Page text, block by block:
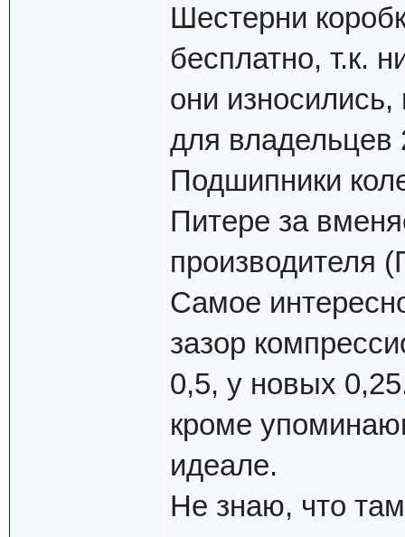
Шестерни
бесплатно, т.к.
они износились,
для владельцев
Подшипники
Питере за
производителя
Самое
зазор
0,5, у новых
кроме
идеале.
Не знаю, что